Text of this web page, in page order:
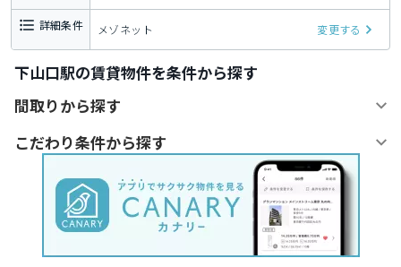
詳細条件 メゾネット 変更する
下山口駅の賃貸物件を条件から探す
間取りから探す
こだわり条件から探す